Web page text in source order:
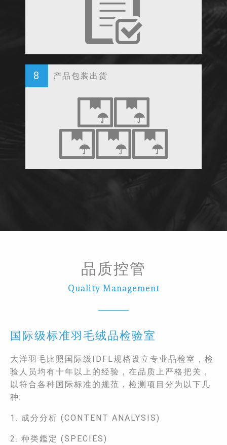
8 产品包装出货
品质控管
Quality Management
国际级标准羽毛绒品检验室
大洋羽毛比照国际级IDFL规格设立专业品检室，检
验人员均有十年以上的经验，在品质上严格把关，
以符合各种国际标准的规范，检测项目分为以下几
种:
1. 成分分析 (CONTENT ANALYSIS)
2. 种类鑑定 (SPECIES)